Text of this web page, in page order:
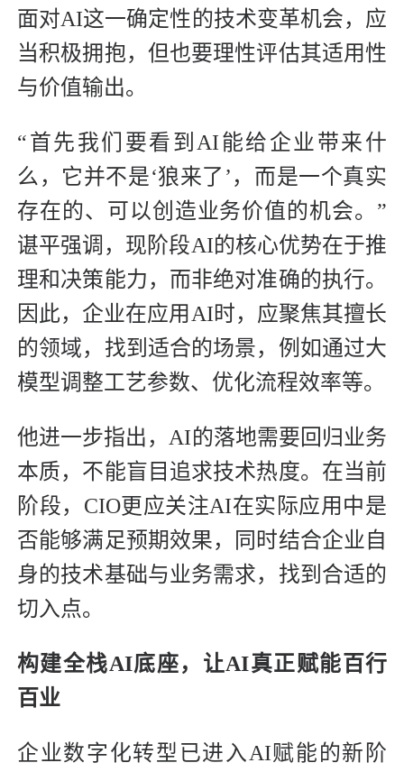
面对AI这一确定性的技术变革机会，应
当积极拥抱，但也要理性评估其适用性
与价值输出。
“首先我们要看到AI能给企业带来什
么，它并不是‘狼来了’，而是一个真实
存在的、可以创造业务价值的机会。”
谌平强调，现阶段AI的核心优势在于推
理和决策能力，而非绝对准确的执行。
因此，企业在应用AI时，应聚焦其擅长
的领域，找到适合的场景，例如通过大
模型调整工艺参数、优化流程效率等。
他进一步指出，AI的落地需要回归业务
本质，不能盲目追求技术热度。在当前
阶段，CIO更应关注AI在实际应用中是
否能够满足预期效果，同时结合企业自
身的技术基础与业务需求，找到合适的
切入点。
构建全栈AI底座，让AI真正赋能百行
百业
企业数字化转型已进入AI赋能的新阶